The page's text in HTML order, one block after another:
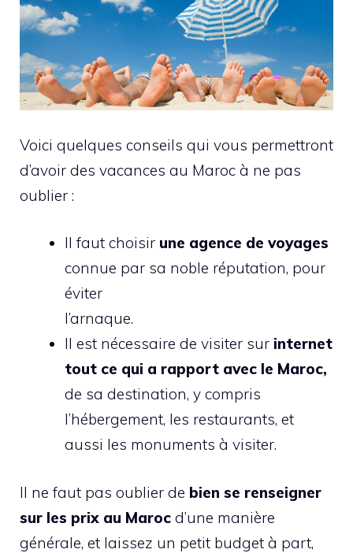
Voici quelques conseils qui vous permettront
d’avoir des vacances au Maroc à ne pas
oublier :
Il faut choisir une agence de voyages
connue par sa noble réputation, pour
éviter
l’arnaque.
Il est nécessaire de visiter sur internet
tout ce qui a rapport avec le Maroc,
de sa destination, y compris
l’hébergement, les restaurants, et
aussi les monuments à visiter.
Il ne faut pas oublier de bien se renseigner
sur les prix au Maroc d’une manière
générale, et laissez un petit budget à part,